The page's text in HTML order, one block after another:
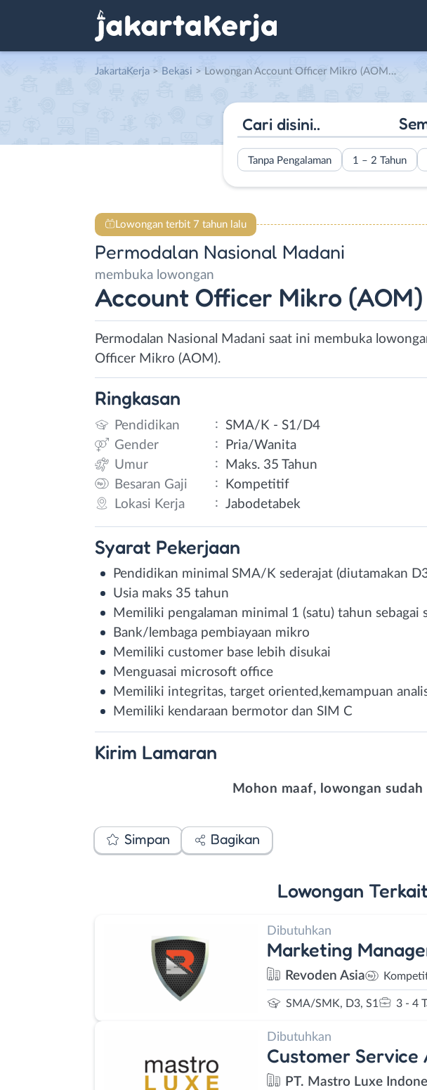
JakartaKerja > Bekasi > Lowongan Account Officer Mikro (AOM) di Permodalan Nasional Madani
Tanpa Pengalaman 1 – 2 Tahun
Lowongan terbit 7 tahun lalu
Permodalan Nasional Madani
membuka lowongan
Account Officer Mikro (AOM)
Permodalan Nasional Madani saat ini membuka
Officer Mikro (AOM).
Ringkasan
Pendidikan : SMA/K - S1/D4
Gender
:
Pria/Wanita
Umur
:
Maks. 35 Tahun
Besaran Gaji
:
Kompetitif
Lokasi Kerja
: Jabodetabek
Syarat Pekerjaan
Pendidikan minimal SMA/K sederajat (diutamakan
Usia maks 35 tahun
Memiliki pengalaman minimal 1 (satu) tahun sebagai
Bank/lembaga pembiayaan mikro
Memiliki customer base lebih disukai
Menguasai microsoft office
Memiliki integritas, target oriented,kemampuan
Memiliki kendaraan bermotor dan SIM C
Kirim Lamaran
Mohon maaf, lowongan
Simpan Bagikan
Lowongan Terkait
Dibutuhkan
Marketing
Revoden Asia
SMA/SMK, D3, S1 3 - 4
Dibutuhkan
Customer Service
PT. Mastro Luxe